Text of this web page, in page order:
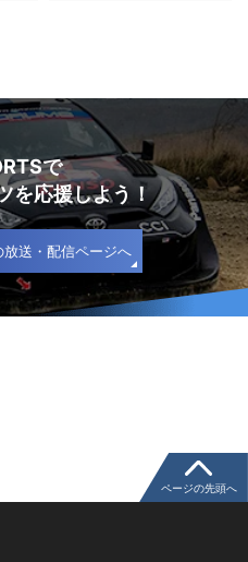
で
を応援しよう！
送・配信ページへ
ページの先頭へ